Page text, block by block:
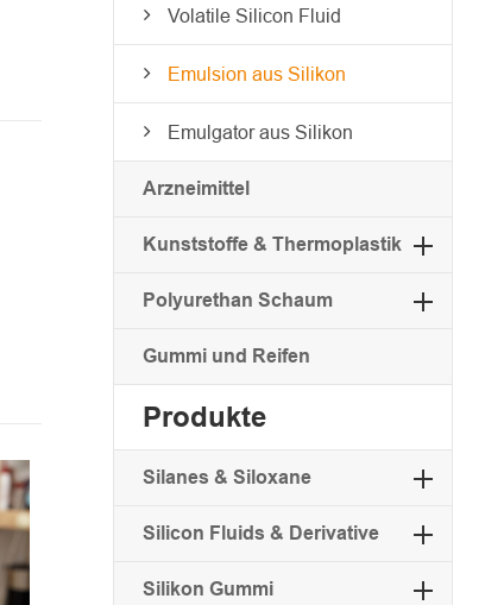
Volatile Silicon Fluid
Emulsion aus Silikon
Emulgator aus Silikon
Arzneimittel
Kunststoffe & Thermoplastik
Polyurethan Schaum
Gummi und Reifen
Produkte
Silanes & Siloxane
Silicon Fluids & Derivative
Silikon Gummi